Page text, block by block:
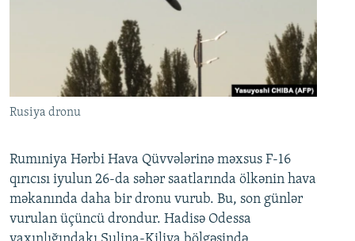
Rusiya dronu
Rumıniya Hərbi Hava Qüvvələrinə məxsus F-16
qırıcısı iyulun 26-da səhər saatlarında ölkənin hava
məkanında daha bir dronu vurub. Bu, son günlər
vurulan üçüncü drondur. Hadisə Odessa